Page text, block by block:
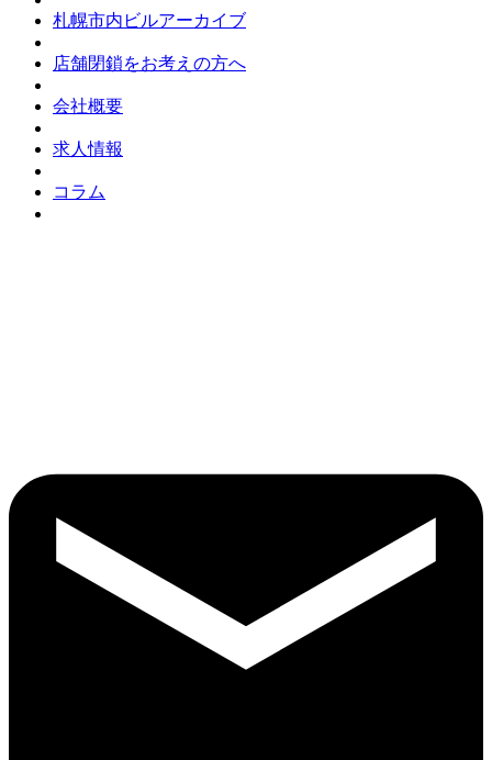
札幌市内ビルアーカイブ
店舗閉鎖をお考えの方へ
会社概要
求人情報
コラム